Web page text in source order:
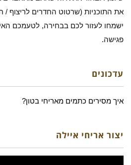
את התוכניות (שרטוט החדרים לריצוף /
ישמחו לעזור לכם בבחירה, לטעמכם
פגישה.
עדכונים
איך מסירים כתמים מאריחי בטון?
יצור אריחי איילה